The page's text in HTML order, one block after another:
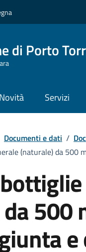
di Porto
Novità Servizi
Documenti e dati /
(naturale) da 500
500